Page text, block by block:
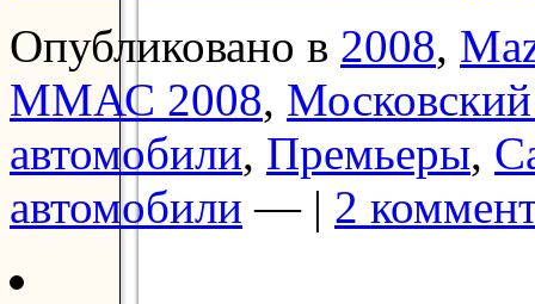
Опубликовано в 2008,
ММАС 2008,
автомобили, Премьеры,
автомобили — | 2